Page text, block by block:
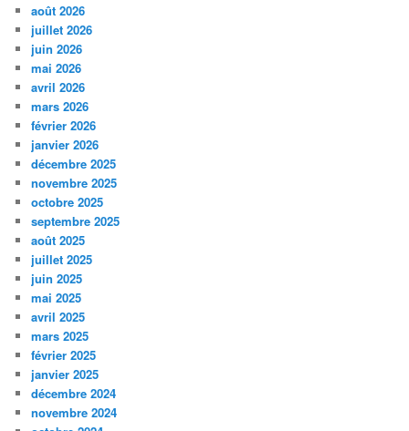
août 2026
juillet 2026
juin 2026
mai 2026
avril 2026
mars 2026
février 2026
janvier 2026
décembre 2025
novembre 2025
octobre 2025
septembre 2025
août 2025
juillet 2025
juin 2025
mai 2025
avril 2025
mars 2025
février 2025
janvier 2025
décembre 2024
novembre 2024